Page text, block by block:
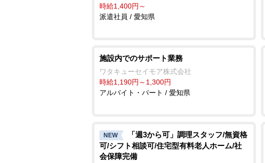
時給1,400円～
派遣社員 / 愛知県
施設内でのサポート業務
ワタキューセイモア株式会社
時給1,190円～1,300円
アルバイト・パート / 愛知県
NEW
「週3から可」調理スタッフ/無資格
可/シフト相談可/住宅型有料老人ホーム/社
会保障完備